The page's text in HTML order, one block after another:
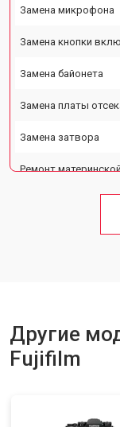
Замена микрофона
Замена кнопки
Замена байонета
Замена платы
Замена затвора
Ремонт
Другие
Fujifilm